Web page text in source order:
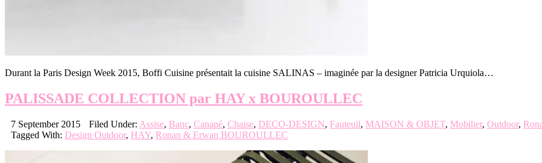
Durant la Paris Design Week 2015, Boffi Cuisine présentait la cuisine SALINAS – imaginée par la designer Patricia Urquiola…
PALISSADE COLLECTION par HAY x BOUROULLEC
7 September 2015 Filed Under: Assise, Banc, Canapé, Chaise, DECO-DESIGN, Fauteuil, MAISON & OBJET, Mobilier, Outdoor,
Tagged With: Design Outdoor, HAY, Ronan & Erwan BOUROULLEC